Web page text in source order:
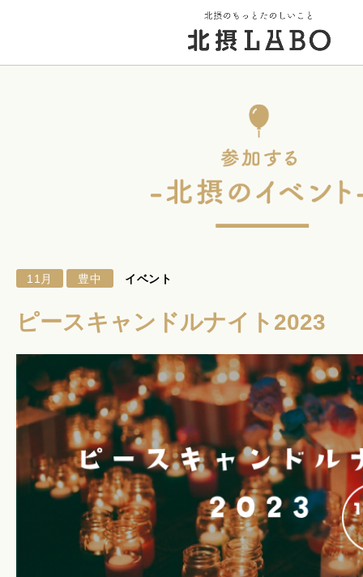
北摂 PLAY SPOT
暮らしのこと
暮らしのキホン
暮らしのデザイン
11月 豊中 イベント
ピースキャンドルナイト2023